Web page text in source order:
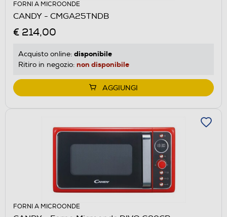
FORNI A MICROONDE
CANDY - CMGA25TNDB
€ 214,00
Acquisto online: disponibile
Ritiro in negozio: non disponibile
AGGIUNGI
FORNI A MICROONDE